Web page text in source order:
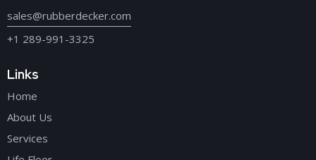
sales@rubberdecker.com
+1 289-991-3325
Links
Home
About Us
Services